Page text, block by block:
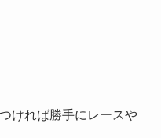
ければ勝手にレースや